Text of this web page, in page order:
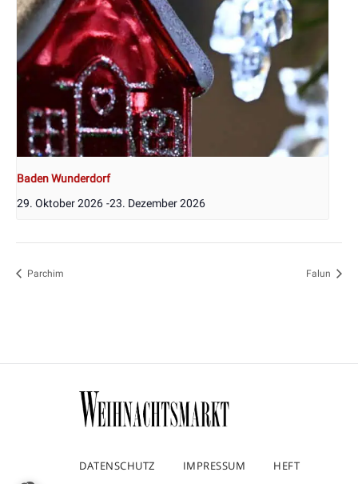
Baden Wunderdorf
29. Oktober 2026 -23. Dezember 2026
Parchim Falun
DATENSCHUTZ IMPRESSUM
HEFT